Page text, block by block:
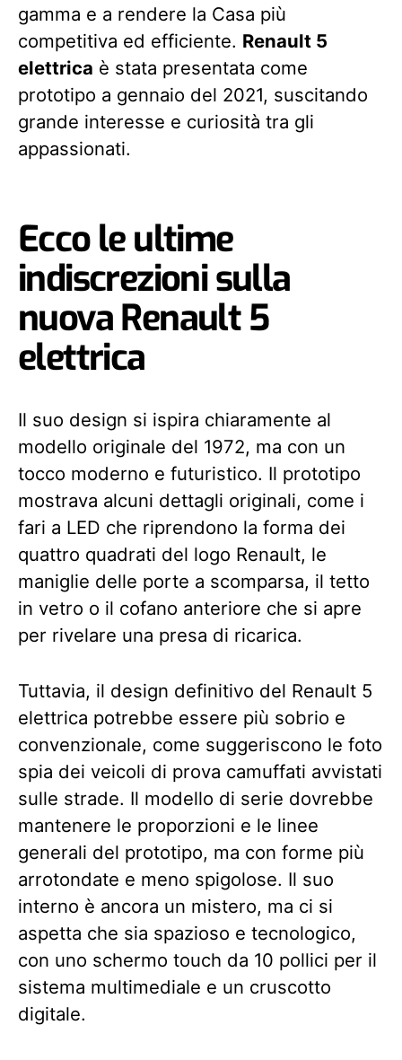
gamma e a rendere la Casa più
competitiva ed efficiente. Renault 5
elettrica è stata presentata come
prototipo a gennaio del 2021, suscitando
grande interesse e curiosità tra gli
appassionati.
Ecco le ultime
indiscrezioni sulla
nuova Renault 5
elettrica
Il suo design si ispira chiaramente al
modello originale del 1972, ma con un
tocco moderno e futuristico. Il prototipo
mostrava alcuni dettagli originali, come i
fari a LED che riprendono la forma dei
quattro quadrati del logo Renault, le
maniglie delle porte a scomparsa, il tetto
in vetro o il cofano anteriore che si apre
per rivelare una presa di ricarica.
Tuttavia, il design definitivo del Renault 5
elettrica potrebbe essere più sobrio e
convenzionale, come suggeriscono le foto
spia dei veicoli di prova camuffati avvistati
sulle strade. Il modello di serie dovrebbe
mantenere le proporzioni e le linee
generali del prototipo, ma con forme più
arrotondate e meno spigolose. Il suo
interno è ancora un mistero, ma ci si
aspetta che sia spazioso e tecnologico,
con uno schermo touch da 10 pollici per il
sistema multimediale e un cruscotto
digitale.